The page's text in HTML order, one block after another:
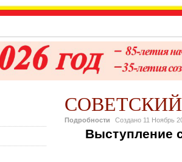
Подробности Создано 11 Ноябрь
Выступление